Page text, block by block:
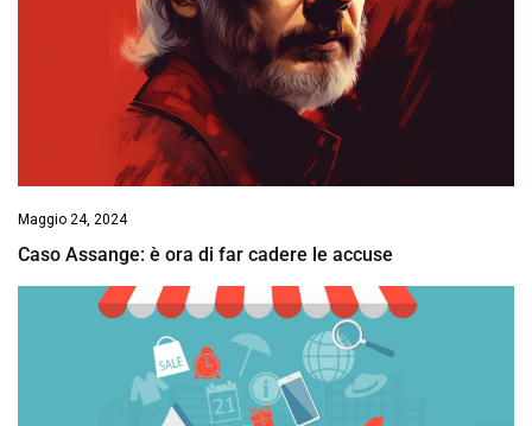
Maggio 24, 2024
Caso Assange: è ora di far cadere le accuse